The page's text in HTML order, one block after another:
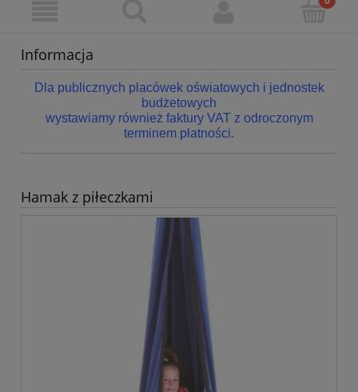
Informacja
Dla publicznych placówek oświatowych i jednostek
budżetowych
wystawiamy również faktury VAT z odroczonym
terminem płatności.
Hamak z piłeczkami